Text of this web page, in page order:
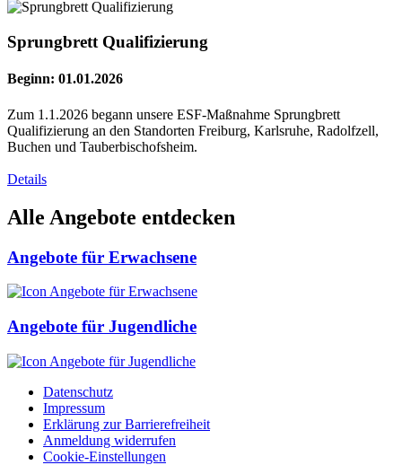
Sprungbrett Qualifizierung
Beginn: 01.01.2026
Zum 1.1.2026 begann unsere ESF-Maßnahme Sprungbrett
Qualifizierung an den Standorten Freiburg, Karlsruhe, Radolfzell,
Buchen und Tauberbischofsheim.
Details
Alle Angebote entdecken
Angebote für Erwachsene
Angebote für Jugendliche
Datenschutz
Impressum
Erklärung zur Barriere­­freiheit
Anmeldung widerrufen
Cookie-Einstellungen